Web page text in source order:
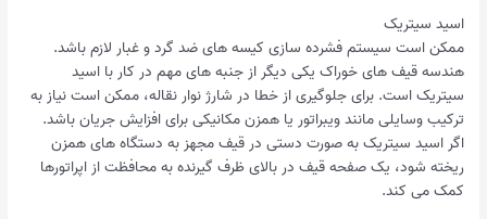
اسید سیتریک
ممکن است سیستم فشرده سازی کیسه های ضد گرد و غبار لازم باشد.
هندسه قیف های خوراک یکی دیگر از جنبه های مهم در کار با اسید
سیتریک است. برای جلوگیری از خطا در شارژ نوار نقاله، ممکن است نیاز به
ترکیب وسایلی مانند ویبراتور یا همزن مکانیکی برای افزایش جریان باشد.
اگر اسید سیتریک به صورت دستی در قیف مجهز به دستگاه های همزن
ریخته شود، یک صفحه قیف در بالای ظرف گیرنده به محافظت از اپراتورها
کمک می کند.